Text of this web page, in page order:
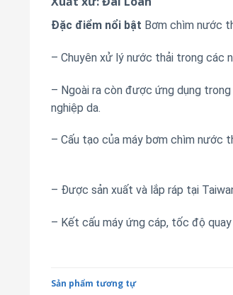
Đặc điểm nổi bật Bơm chìm nước
– Chuyên xử lý nước thải trong các
– Ngoài ra còn được ứng dụng
nghiệp da.
– Cấu tạo của máy bơm chìm
– Được sản xuất và lắp ráp tại
– Kết cấu máy ứng cáp, tốc độ
Sản phẩm tương tự